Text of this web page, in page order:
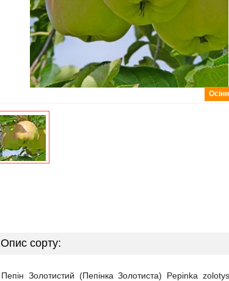
Опис сорту:
Пепін Золотистий (Пепінка Золотиста) Pepinka